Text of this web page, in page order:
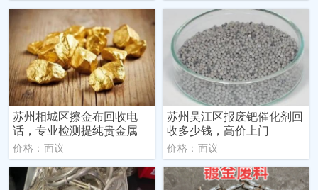
苏州相城区擦金布回收电
话，专业检测提纯贵金属
价格：面议
苏州吴江区报废钯催化剂回
收多少钱，高价上门
价格：面议